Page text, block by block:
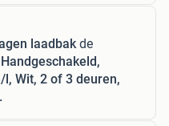
laadbakde
Wit, 2 of 3 deuren,